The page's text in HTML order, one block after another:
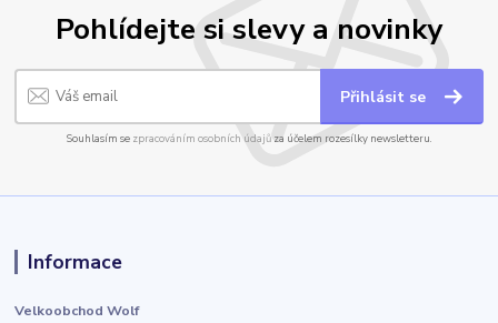
Pohlídejte si slevy a novinky
Přihlásit se
Souhlasím se zpracováním osobních údajůza účelem rozesílky newsletteru.
Informace
Velkoobchod Wolf